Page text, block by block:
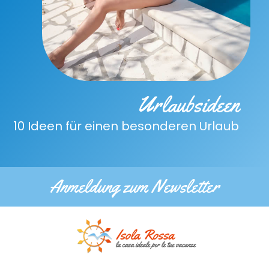
Urlaubsideen
10 Ideen für einen besonderen Urlaub
Anmeldung zum Newsletter